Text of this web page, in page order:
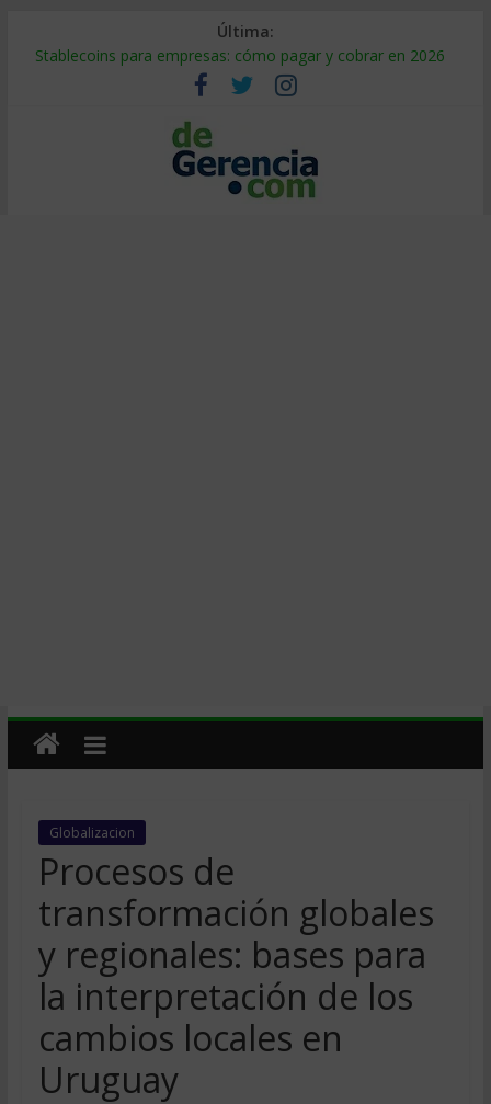
Última:
Stablecoins para empresas: cómo pagar y cobrar en 2026
Despido silencioso: qué es y por qué sale tan caro
IA en selección de personal: cómo auditarla a tiempo
Trabajo forzoso en la cadena de suministro: qué hacer
Mercado hispano de EE. UU.: cómo segmentarlo y venderle
Globalizacion
Procesos de
transformación globales
y regionales: bases para
la interpretación de los
cambios locales en
Uruguay